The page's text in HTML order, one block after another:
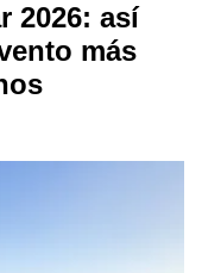
2026: así
más